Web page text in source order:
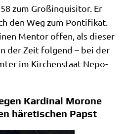
zum Groß­in­qui­si­tor. Er
den Weg zum Pon­ti­fi­kat.
Men­tor offen, als die­ser
der Zeit fol­gend – bei der
im Kir­chen­staat Nepo­
Kardinal Morone
häretischen Papst